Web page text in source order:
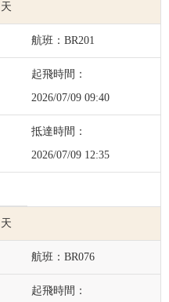
BR201
2026/07/09 09:40
2026/07/09 12:35
BR076